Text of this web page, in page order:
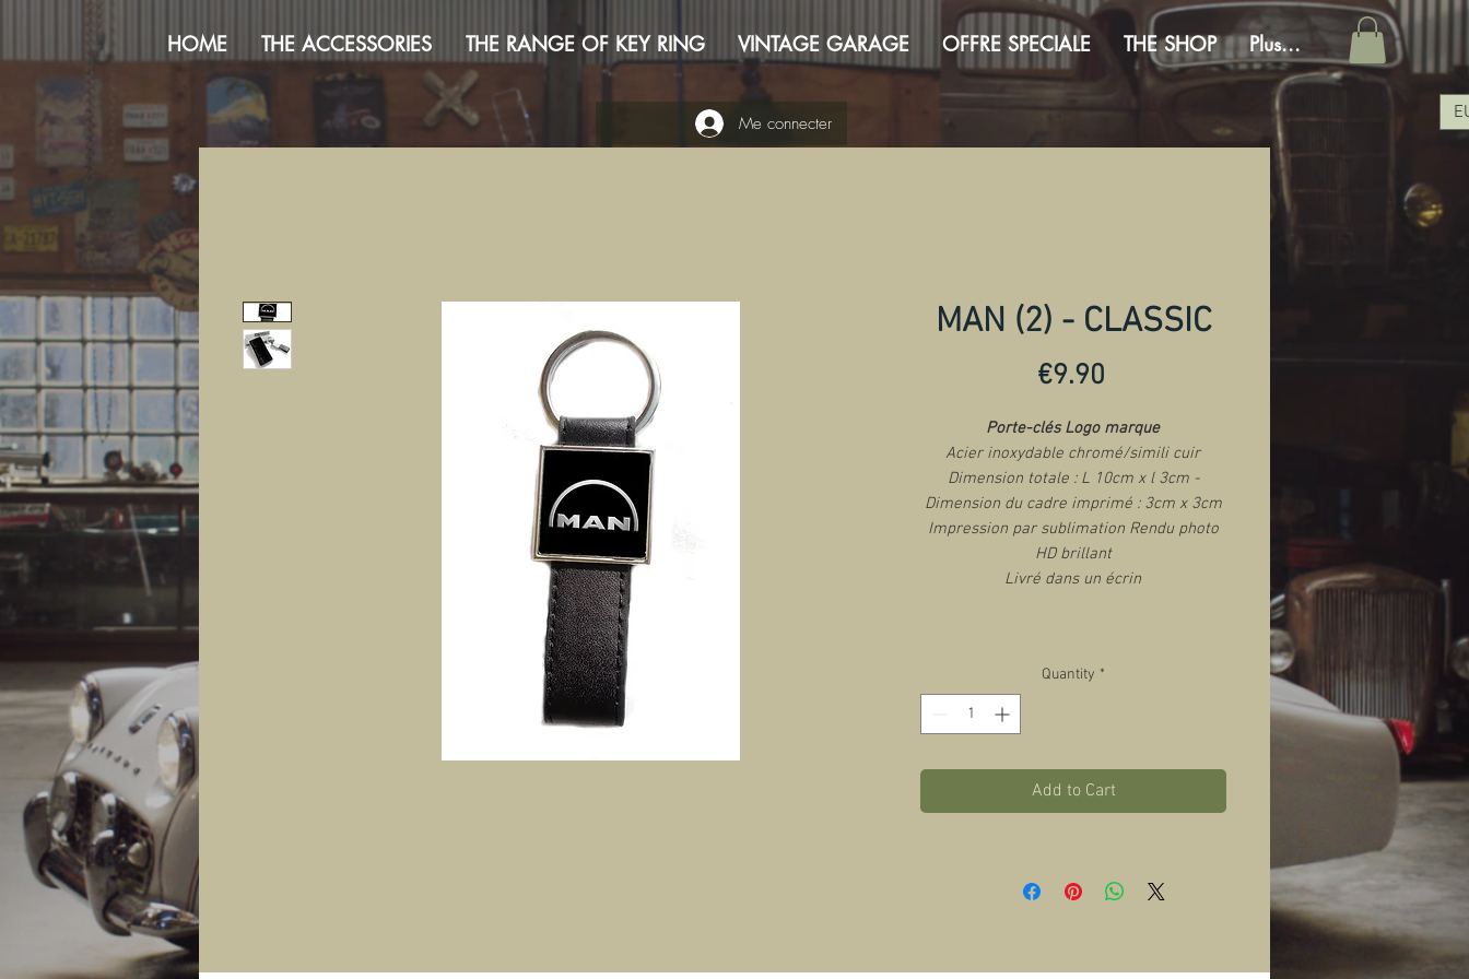
HOME THE ACCESSORIES THE RANGE OF KEY RING VINTAGE GARAGE OFFRE SPECIALE THE SHOP Plus...
Me connecter
MAN (2) - CLASSIC
€9.90Price
Porte-clés Logo marque
Acier inoxydable chromé/simili cuir
Dimension totale : L 10cm x l 3cm -
Dimension du cadre imprimé : 3cm x 3cm
Impression par sublimation Rendu photo
HD brillant
Livré dans un écrin
Quantity *
Add to Cart